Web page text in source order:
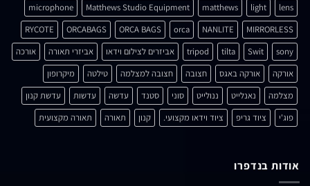
lens
light
matthews
Matthews Studio Equipment
microphone
MIRRORLESS
NANLITE
orca
ORCA BAGS
ORCABAGS
RYCOTE
sony
Swit
tilta
tripod אביזרים לצילום וידאו אביזרי תאורה
אורכה
אורקה
אורקה באגס חצובה חצובה למצלמה טילטה
מיקרופון
מצלמה
נאנלייט ננולייט סוני סטנד עדשה עדשות
עדשת קנון
פוג'י
ציוד גריפ ציוד וידאו מקצועי. קנון תאורה תאורה מקצועית
אודות בנדפרו